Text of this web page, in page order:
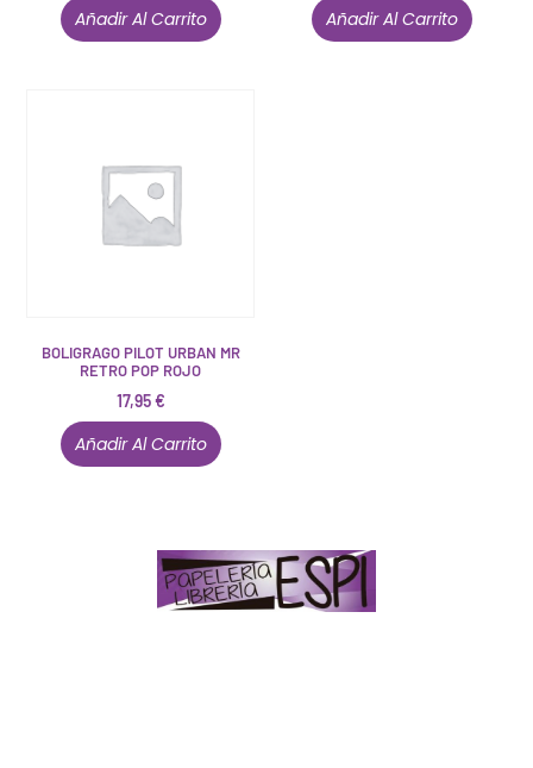
Añadir Al Carrito Añadir Al Carrito
BOLIGRAGO PILOT URBAN MR
RETRO POP ROJO
17,95€
Añadir Al Carrito